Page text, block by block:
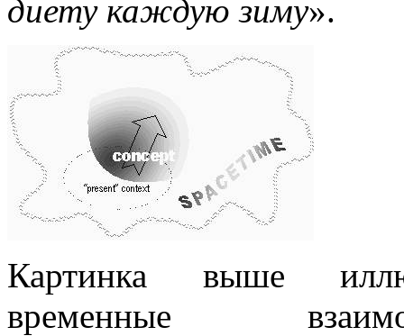
диету каждую зиму».
Картинка выше
временные